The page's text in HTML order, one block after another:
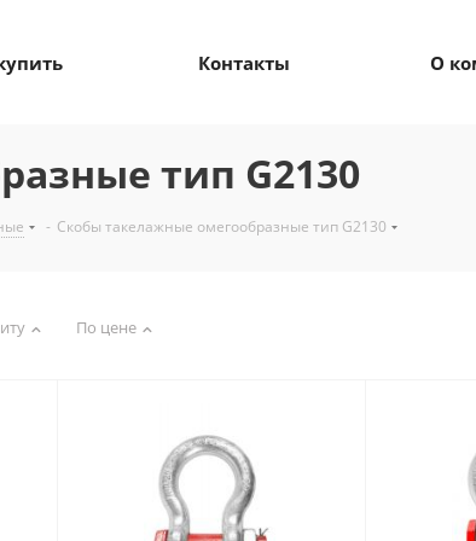
Контакты О
тип G2130
- Скобы такелажные омегообразные тип G2130
По цене